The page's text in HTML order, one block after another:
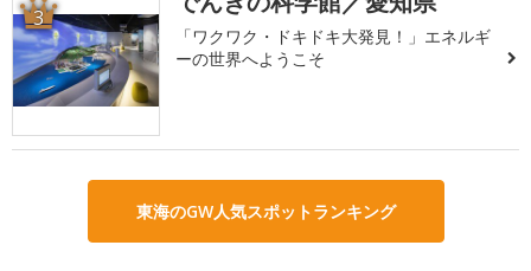
3
「ワクワク・ドキドキ大発見！」エネルギ
ーの世界へようこそ
東海のGW人気スポットランキング